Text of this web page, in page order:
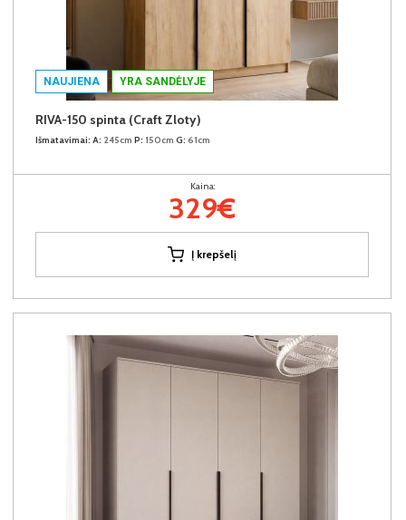
NAUJIENA YRA SANDĖLYJE
RIVA-150 spinta (Craft Zloty)
Išmatavimai: A: 245cm P: 150cm G: 61cm
Kaina:
329€
Į krepšelį